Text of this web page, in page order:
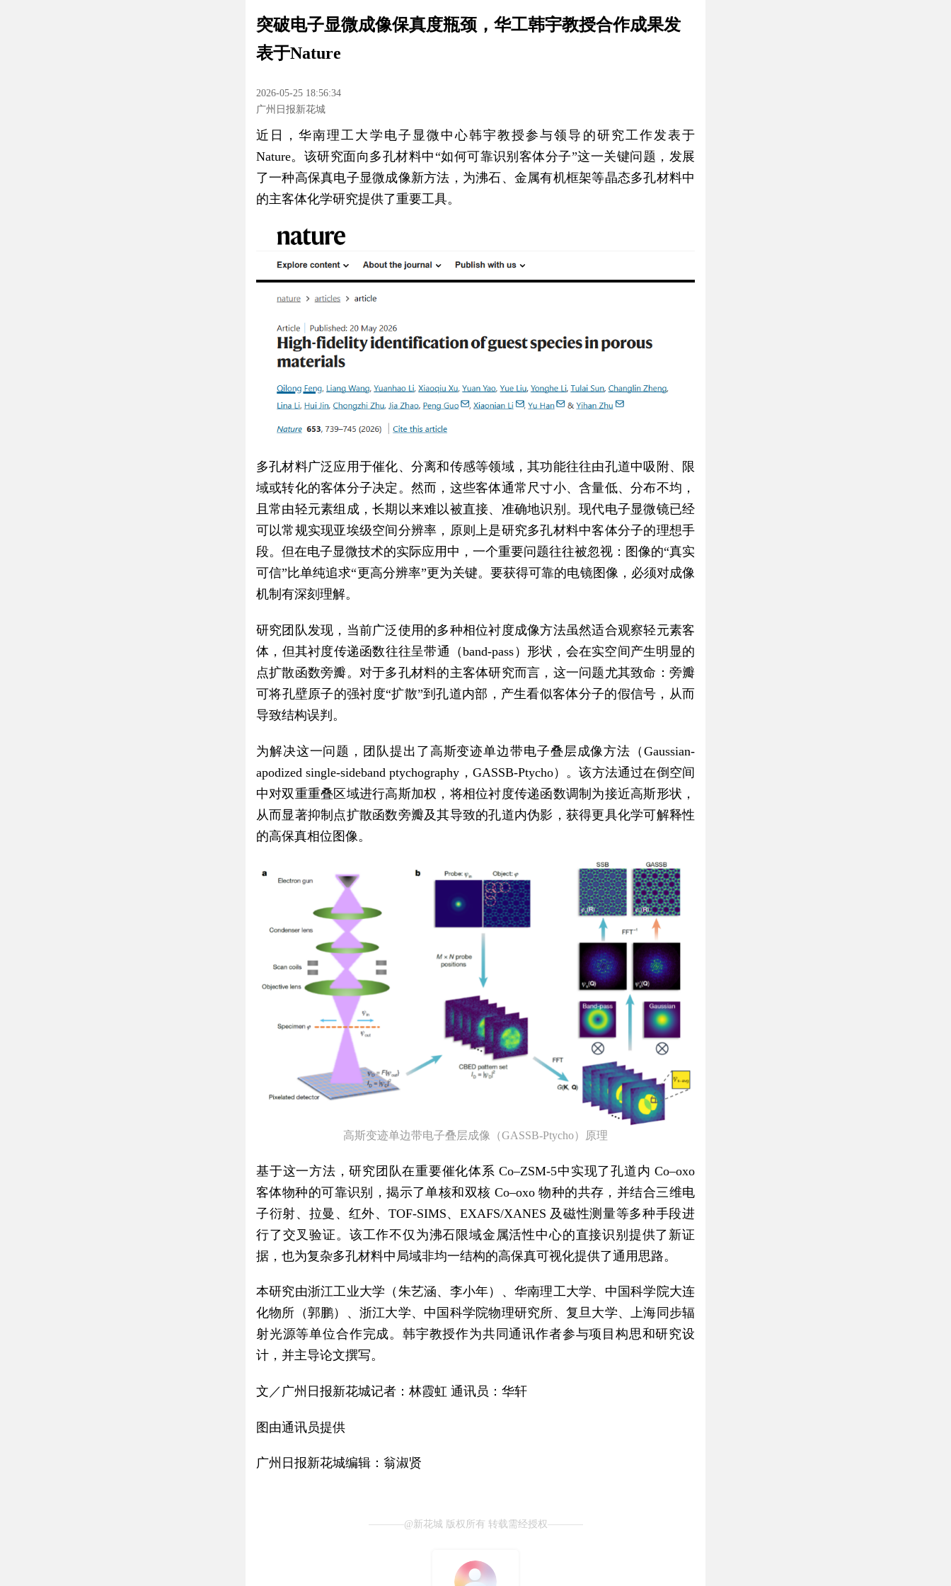
突破电子显微成像保真度瓶颈，华工韩宇教授合作成果发
表于Nature
2026-05-25 18:56:34
广州日报新花城
近日，华南理工大学电子显微中心韩宇教授参与领导的研究工作发表于
Nature。该研究面向多孔材料中“如何可靠识别客体分子”这一关键问题，发展
了一种高保真电子显微成像新方法，为沸石、金属有机框架等晶态多孔材料中
的主客体化学研究提供了重要工具。
多孔材料广泛应用于催化、分离和传感等领域，其功能往往由孔道中吸附、限
域或转化的客体分子决定。然而，这些客体通常尺寸小、含量低、分布不均，
且常由轻元素组成，长期以来难以被直接、准确地识别。现代电子显微镜已经
可以常规实现亚埃级空间分辨率，原则上是研究多孔材料中客体分子的理想手
段。但在电子显微技术的实际应用中，一个重要问题往往被忽视：图像的“真实
可信”比单纯追求“更高分辨率”更为关键。要获得可靠的电镜图像，必须对成像
机制有深刻理解。
研究团队发现，当前广泛使用的多种相位衬度成像方法虽然适合观察轻元素客
体，但其衬度传递函数往往呈带通（band-pass）形状，会在实空间产生明显的
点扩散函数旁瓣。对于多孔材料的主客体研究而言，这一问题尤其致命：旁瓣
可将孔壁原子的强衬度“扩散”到孔道内部，产生看似客体分子的假信号，从而
导致结构误判。
为解决这一问题，团队提出了高斯变迹单边带电子叠层成像方法（Gaussian-
apodized single-sideband ptychography，GASSB-Ptycho）。该方法通过在倒空间
中对双重重叠区域进行高斯加权，将相位衬度传递函数调制为接近高斯形状，
从而显著抑制点扩散函数旁瓣及其导致的孔道内伪影，获得更具化学可解释性
的高保真相位图像。
高斯变迹单边带电子叠层成像（GASSB-Ptycho）原理
基于这一方法，研究团队在重要催化体系 Co–ZSM-5中实现了孔道内 Co–oxo
客体物种的可靠识别，揭示了单核和双核 Co–oxo 物种的共存，并结合三维电
子衍射、拉曼、红外、TOF-SIMS、EXAFS/XANES 及磁性测量等多种手段进
行了交叉验证。该工作不仅为沸石限域金属活性中心的直接识别提供了新证
据，也为复杂多孔材料中局域非均一结构的高保真可视化提供了通用思路。
本研究由浙江工业大学（朱艺涵、李小年）、华南理工大学、中国科学院大连
化物所（郭鹏）、浙江大学、中国科学院物理研究所、复旦大学、上海同步辐
射光源等单位合作完成。韩宇教授作为共同通讯作者参与项目构思和研究设
计，并主导论文撰写。
文／广州日报新花城记者：林霞虹 通讯员：华轩
图由通讯员提供
广州日报新花城编辑：翁淑贤
@新花城 版权所有 转载需经授权